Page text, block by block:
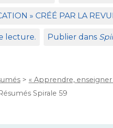
» CR ÉÉ PAR LA
lecture. Publier dans
> « Apprendre,
Résumés Spirale 59